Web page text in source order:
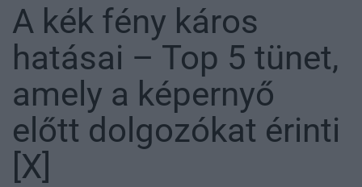
A kék fény káros
hatásai – Top 5 tünet,
amely a képernyő
előtt dolgozókat érinti
[X]